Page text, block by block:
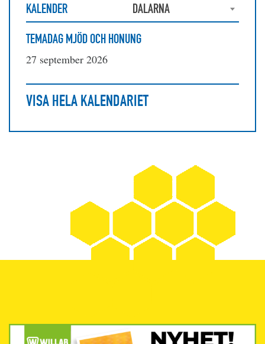
KALENDER
DALARNA
TEMADAG MJÖD OCH HONUNG
27 september 2026
VISA HELA KALENDARIET